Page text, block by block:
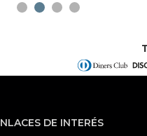
DE INTERÉS